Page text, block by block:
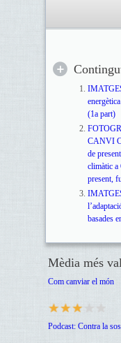
(1a part)
CANVI
de
climàtic a
present,
basades
Mèdia més
Com canviar el món
Podcast: Contra la